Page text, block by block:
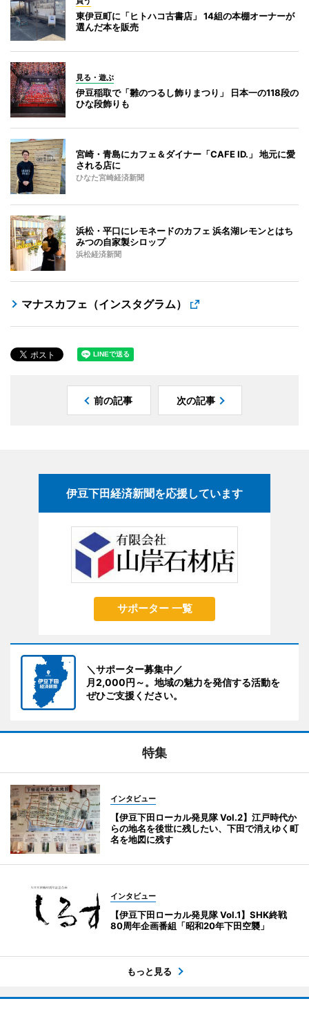
東伊豆町に「ヒトハコ古書店」 14組の本棚オーナーが
選んだ本を販売
見る・遊ぶ
伊豆稲取で「雛のつるし飾りまつり」 日本一の118段の
ひな段飾りも
宮崎・青島にカフェ＆ダイナー「CAFE ID.」 地元に愛
される店に
ひなた宮崎経済新聞
浜松・平口にレモネードのカフェ 浜名湖レモンとはち
みつの自家製シロップ
浜松経済新聞
マナスカフェ（インスタグラム）
前の記事 次の記事
伊豆下田経済新聞を応援しています
サポーター 一覧
＼サポーター募集中／
月2,000円～。地域の魅力を発信する活動を
ぜひご支援ください。
特集
インタビュー
【伊豆下田ローカル発見隊 Vol.2】江戸時代か
らの地名を後世に残したい、下田で消えゆく町
名を地図に残す
インタビュー
【伊豆下田ローカル発見隊 Vol.1】SHK終戦
80周年企画番組「昭和20年下田空襲」
もっと見る